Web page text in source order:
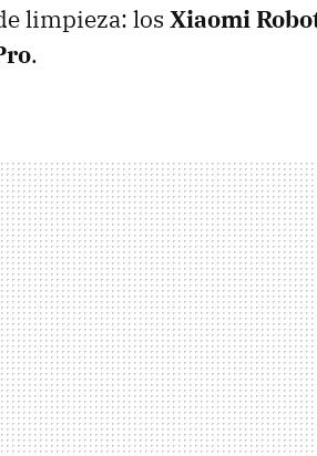
limpieza: los Xiaomi
.